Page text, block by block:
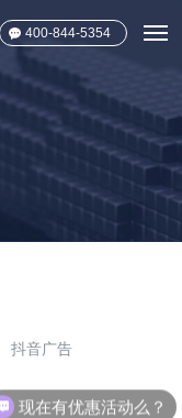
400-844-5354
抖音广告
现在有优惠活动么？